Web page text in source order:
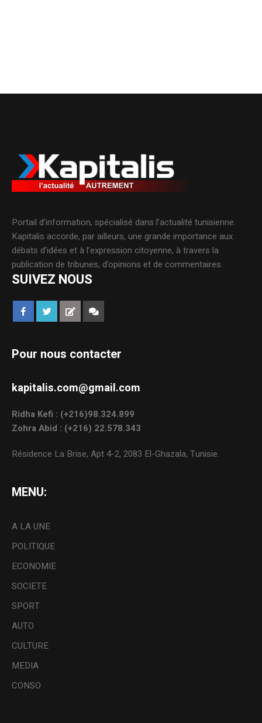
Portail d’information, spécialisé dans l’actualité tunisienne.
Kapitalis accorde, par ailleurs, une grande importance aux
débats d’idées et à l’expression citoyenne, à travers la
publication de tribunes, d’opinions et de commentaires.
SUIVEZ NOUS
Pour nous contacter
kapitalis.com@gmail.com
Ridha Kefi : (+216)98.324.899
Zohra Abid : (+216) 22.578.343
Résidence La Brise, Apt 4-2, 2083 El-Ghazala, Tunisie.
MENU:
A LA UNE
POLITIQUE
ECONOMIE
SOCIETE
SPORT
AUTO
CULTURE
MEDIA
CONSO